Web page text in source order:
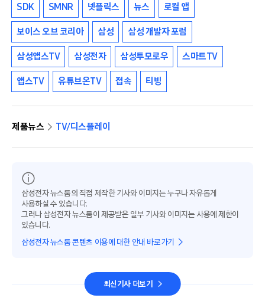
SDK SMNR 넷플릭스 뉴스 로컬 앱
보이스 오브 코리아 삼성 삼성 개발자 포럼
삼성앱스TV 삼성전자 삼성투모로우 스마트TV
앱스TV 유튜브온TV 접속 티빙
제품뉴스 TV/디스플레이
삼성전자 뉴스룸의 직접 제작한 기사와 이미지는 누구나 자유롭게
사용하실 수 있습니다.
그러나 삼성전자 뉴스룸이 제공받은 일부 기사와 이미지는 사용에 제한이
있습니다.
삼성전자 뉴스룸 콘텐츠 이용에 대한 안내 바로가기
최신기사 더보기